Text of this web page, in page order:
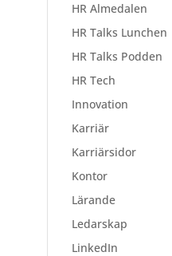
HR Almedalen
HR Talks Lunchen
HR Talks Podden
HR Tech
Innovation
Karriär
Karriärsidor
Kontor
Lärande
Ledarskap
LinkedIn